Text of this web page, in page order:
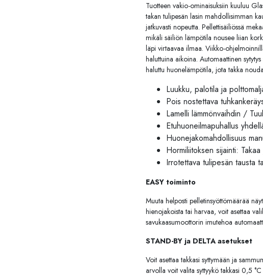
Tuotteen vakio-ominaisuksiin kuuluu
takan tulipesän lasin mahdollisimman
jatkuvasti nopeutta. Pellettisäiliössä
mikäli säiliön lämpötila nousee liian
läpi virtaavaa ilmaa. Viikko-
haluttuina aikoina. Automaattinen
haluttu huonelämpötila, jota takka
Luukku, palotila ja
Pois nostettava
Lamelli lämmönvaihdin /
Etuhuoneilmapuhallus
Huonejakomahdollisuus
Hormiliitoksen sijainti:
Irrotettava tulipesän tausta
EASY toiminto
Muuta helposti pelletinsyöttömäärää
hienojakoista tai harvaa, voit asettaa
savukaasumoottorin imutehoa
STAND-BY ja DELTA asetukset
Voit asettaa takkasi syttymään ja
arvolla voit valita syttyykö takkasi 0,5